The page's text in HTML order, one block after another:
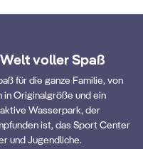
voller Spaß
für die ganze Familie, von
in Originalgröße und ein
Wasserpark, der
ist, das Sport Center
und Jugendliche.